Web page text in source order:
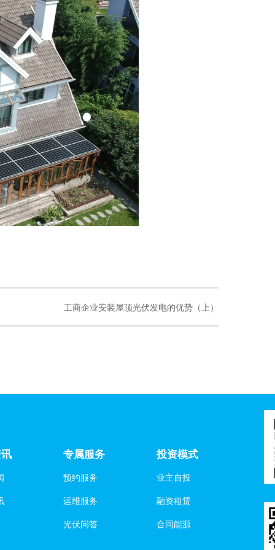
工商企业安装屋顶光伏发电的优势（上）
专属服务
预约服务
运维服务
光伏问答
投资模式
业主自投
融资租赁
合同能源